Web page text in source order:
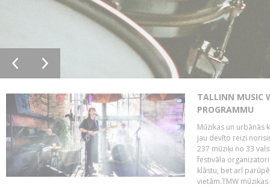
TALLINN MUSIC
PROGRAMMU
Mūzikas un urbānās
jau devīto reizi
237 mūziķi no 33
festivāla
klāstu, bet arī
vietām.TMW